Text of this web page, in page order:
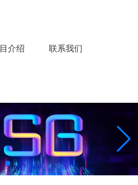
介绍 联系我们